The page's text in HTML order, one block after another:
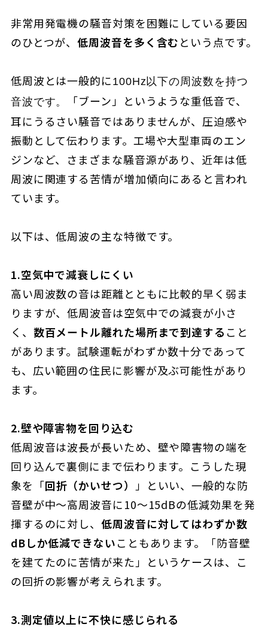
非常用発電機の騒音対策を困難にしている要因
のひとつが、低周波音を多く含むという点です。
低周波とは一般的に 100Hz以下の周波数を持つ
音波です。
「ブーン」というような重低音で、
耳にうるさい騒音ではありませんが、圧迫感や
振動として伝わります。工場や大型車両のエン
ジンなど、さまざまな騒音源があり、近年は低
周波に関連する苦情が増加傾向にあると言われ
ています。
以下は、低周波の主な特徴です。
1.空気中で減衰しにくい
高い周波数の音は距離とともに比較的早く弱ま
りますが、低周波音は空気中での減衰が小さ
く、 数百メートル離れた場所まで到達する こと
があります。試験運転がわずか数十分であって
も、広い範囲の住民に影響が及ぶ可能性があり
ます。
2.壁や障害物を回り込む
低周波音は波長が長いため、壁や障害物の端を
回り込んで裏側にまで伝わります。こうした現
象を「回折（かいせつ）
」といい、一般的な防
音壁が中〜高周波音に10〜15dBの低減効果を発
揮するのに対し、低周波音に対してはわずか数
dBしか低減できないこともあります。「防音壁
を建てたのに苦情が来た」というケースは、こ
の回折の影響が考えられます。
3.測定値以上に不快に感じられる